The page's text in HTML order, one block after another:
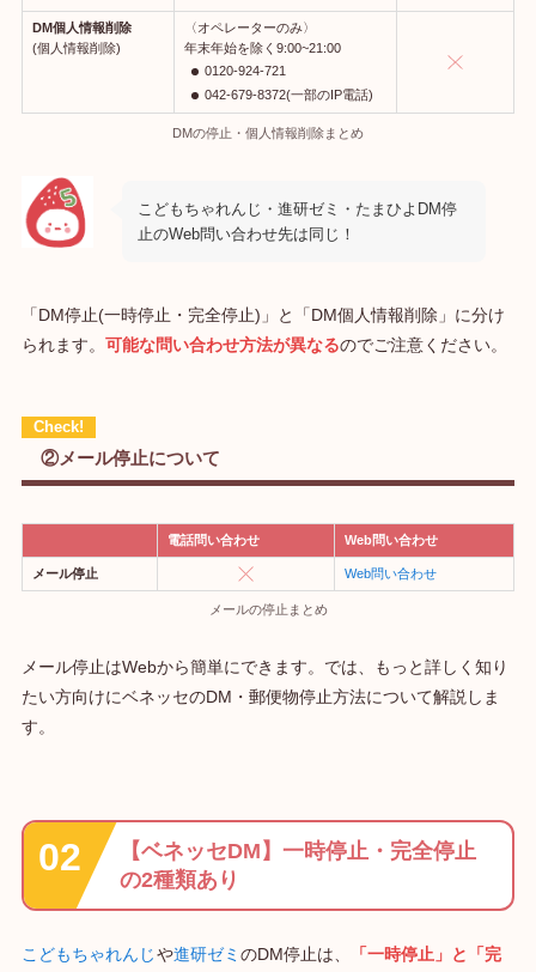
DM個人情報削除
(個人情報削除)
〈オペレーターのみ〉
年末年始を除く9:00~21:00
0120-924-721
042-679-8372(一部のIP電話)
DMの停止・個人情報削除まとめ
こどもちゃれんじ・進研ゼミ・たまひよDM停
止のWeb問い合わせ先は同じ！
「DM停止(一時停止・完全停止)」と「DM個人情報削除」に分け
られます。 可能な問い合わせ方法が異なるのでご注意ください。
②メール停止について
電話問い合わせ Web問い合わせ
メール停止 Web問い合わせ
メールの停止まとめ
メール停止はWebから簡単にできます。では、もっと詳しく知り
たい方向けにベネッセのDM・郵便物停止方法について解説しま
す。
【ベネッセDM】一時停止・完全停止
の2種類あり
こどもちゃれんじや進研ゼミ のDM停止は、
「一時停止」と「完